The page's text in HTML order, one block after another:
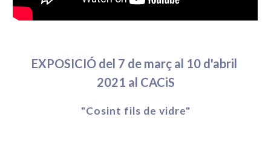
EXPOSICIÓ del 7 de març al 10 d'abril
2021 al CACiS
"Cosint fils de vidre"